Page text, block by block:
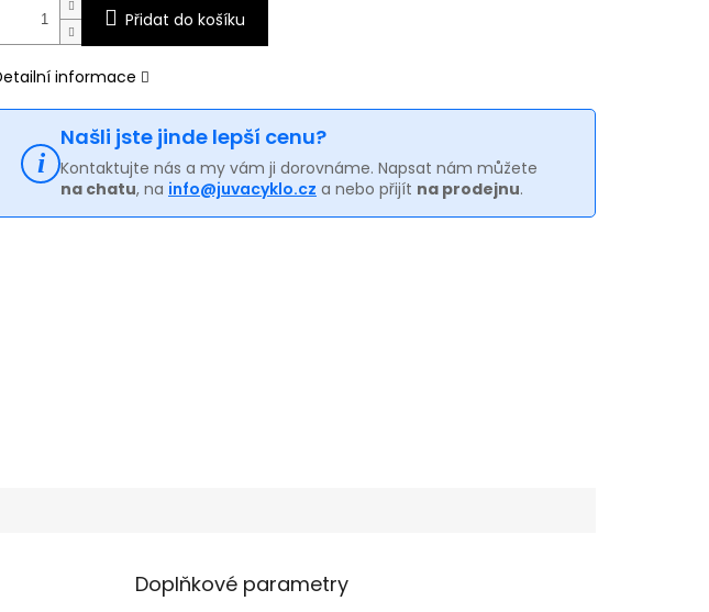
Přidat do košíku
informace
Našli jste jinde lepší cenu?
Kontaktujte nás a my vám ji dorovnáme. Napsat nám můžete
na chatu, na info@juvacyklo.cz a nebo přijít na prodejnu.
Doplňkové parametry